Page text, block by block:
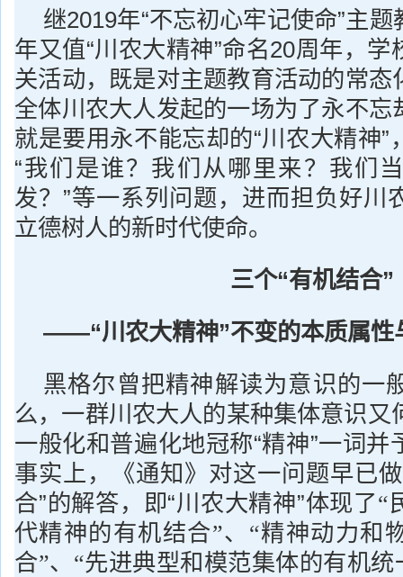
继2019年“不忘初心牢记使命”主
年又值“川农大精神”命名20周年，
关活动，既是对主题教育活动的常态
全体川农大人发起的一场为了永不忘
就是要用永不能忘却的“川农大精神”
“我们是谁？我们从哪里来？我们
发？”等一系列问题，进而担负好川
立德树人的新时代使命。
三个“有机结合”
——“川农大精神”不变的本质属性
黑格尔曾把精神解读为意识的一
么，一群川农大人的某种集体意识又
一般化和普遍化地冠称“精神”一词并
事实上，《通知》对这一问题早已
合”的解答，即“川农大精神”体现了“
代精神的有机结合”、“精神动力和
合”、“先进典型和模范集体的有机统